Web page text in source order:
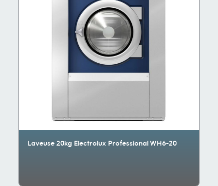
Laveuse 20kg Electrolux Professional WH6-20